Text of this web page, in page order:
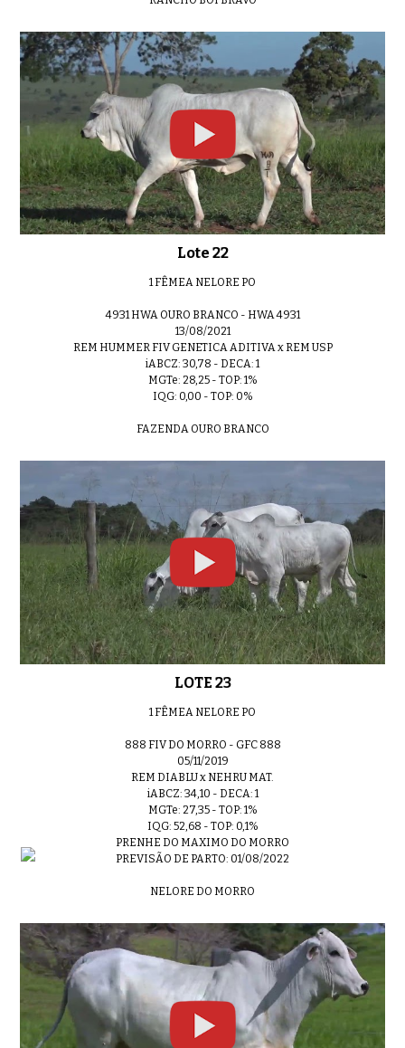
Lote 22
1 FÊMEA NELORE PO
4931 HWA OURO BRANCO - HWA 4931
13/08/2021
REM HUMMER FIV GENETICA ADITIVA x REM USP
iABCZ: 30,78 - DECA: 1
MGTe: 28,25 - TOP: 1%
IQG: 0,00 - TOP: 0%
FAZENDA OURO BRANCO
LOTE 23
1 FÊMEA NELORE PO
888 FIV DO MORRO - GFC 888
05/11/2019
REM DIABLU x NEHRU MAT.
iABCZ: 34,10 - DECA: 1
MGTe: 27,35 - TOP: 1%
IQG: 52,68 - TOP: 0,1%
PRENHE DO MAXIMO DO MORRO
PREVISÃO DE PARTO: 01/08/2022
NELORE DO MORRO